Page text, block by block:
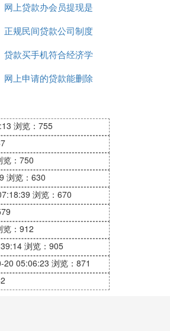
人觉得这些信息都
的账号，要记得每
、重型机械设备等
品部分或全部生产完
时签订契约，买方
网上贷款办会员提现是
真的吗
正规民间贷款公司制度
贷款买手机符合经济学
吗
网上申请的贷款能删除
浏览：755
览：750
浏览：630
浏览：670
览：912
浏览：905
20 05:06:23 浏览：871